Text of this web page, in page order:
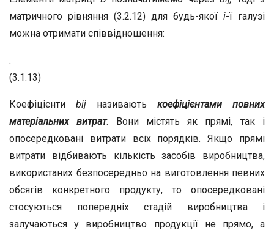
матричного рівняння (3.2.12) для будь-якої i-ї галузі
можна отримати співвідношення:
.
(3.1.13)
Коефіцієнти bij називають коефіцієнтами повних
матеріальних витрат. Вони містять як прямі, так і
опосередковані витрати всіх порядків. Якщо прямі
витрати відбивають кількість засобів виробництва,
використаних безпосередньо на виготовлення певних
обсягів конкретного продукту, то опосередковані
стосуються попередніх стадій виробництва і
залучаються у виробництво продукції не прямо, а